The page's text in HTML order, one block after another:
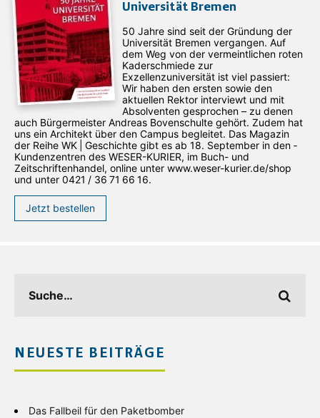
Universität Bremen
50 Jahre sind seit der Gründung der
Universität Bremen vergangen. Auf
dem Weg von der vermeintlichen roten
Kaderschmiede zur
Exzellenzuniversität ist viel passiert:
Wir haben den ersten sowie den
aktuellen Rektor interviewt und mit
Absolventen gesprochen – zu denen
auch Bürgermeister Andreas Bovenschulte gehört. Zudem hat
uns ein Architekt über den Campus begleitet. Das Magazin
der Reihe WK | Geschichte gibt es ab 18. September in den ­
Kundenzentren des WESER-­KURIER, im Buch- und
Zeitschriftenhandel, online unter www.weser-kurier.de/shop
und unter 0421 / 36 71 66 16.
Jetzt bestellen
NEUESTE BEITRÄGE
Das Fallbeil für den Paketbomber